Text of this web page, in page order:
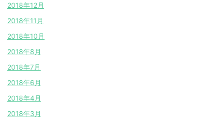
2018年12月
2018年11月
2018年10月
2018年8月
2018年7月
2018年6月
2018年4月
2018年3月